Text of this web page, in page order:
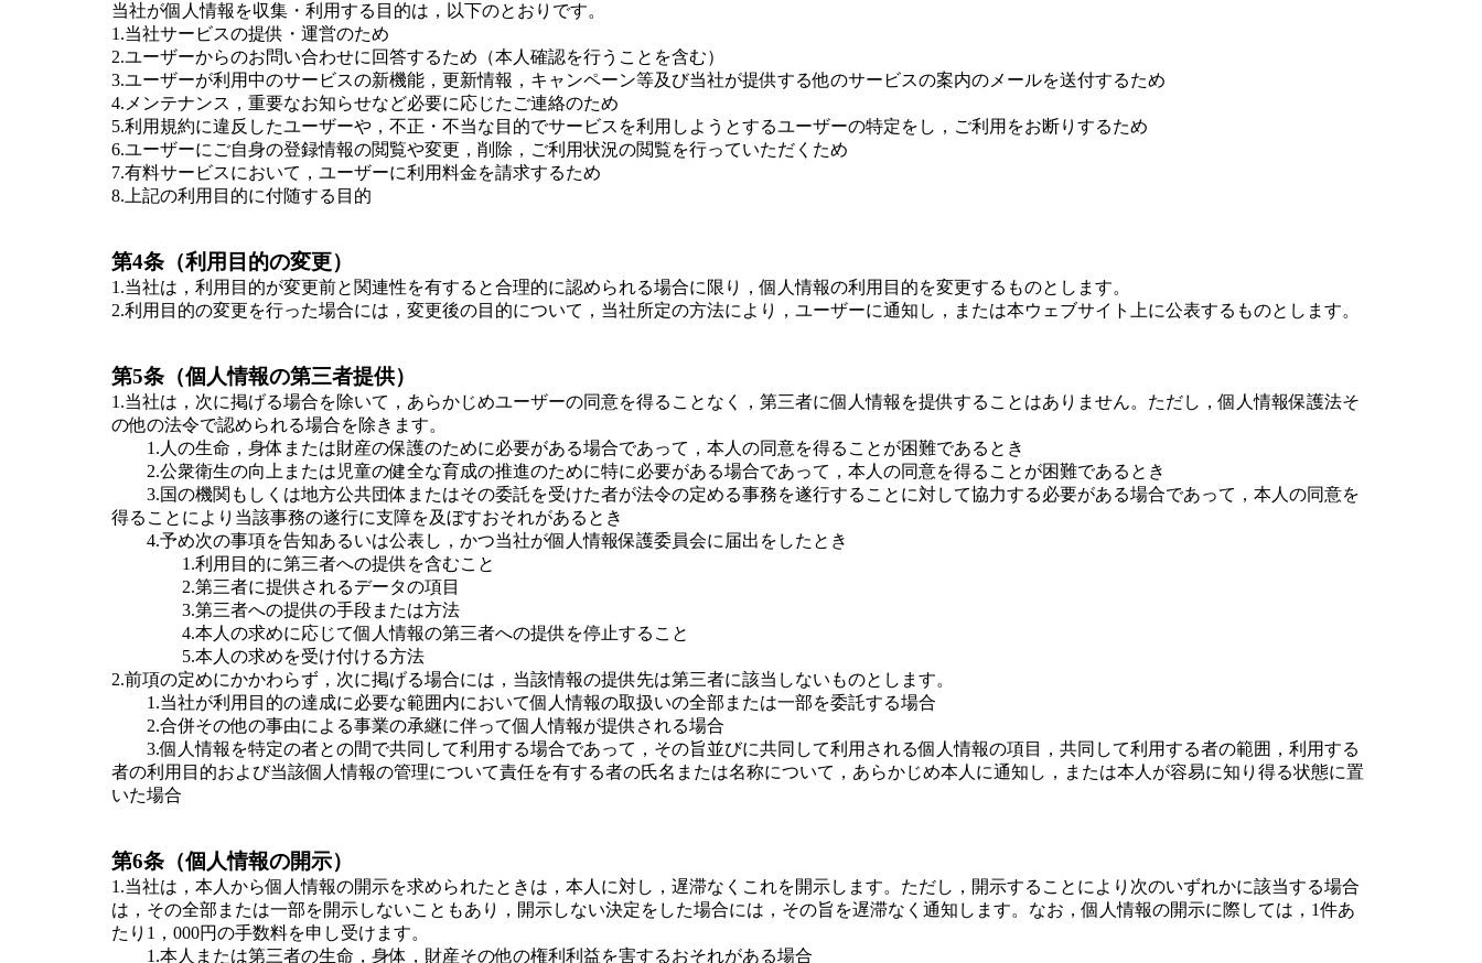
当社が個人情報を収集・利用する目的は，以下のとおりです。
1.当社サービスの提供・運営のため
2.ユーザーからのお問い合わせに回答するため（本人確認を行うことを含む）
3.ユーザーが利用中のサービスの新機能，更新情報，キャンペーン等及び当社が提供する他のサービスの案内のメールを送付するため
4.メンテナンス，重要なお知らせなど必要に応じたご連絡のため
5.利用規約に違反したユーザーや，不正・不当な目的でサービスを利用しようとするユーザーの特定をし，ご利用をお断りするため
6.ユーザーにご自身の登録情報の閲覧や変更，削除，ご利用状況の閲覧を行っていただくため
7.有料サービスにおいて，ユーザーに利用料金を請求するため
8.上記の利用目的に付随する目的
第4条（利用目的の変更）
1.当社は，利用目的が変更前と関連性を有すると合理的に認められる場合に限り，個人情報の利用目的を変更するものとします。
2.利用目的の変更を行った場合には，変更後の目的について，当社所定の方法により，ユーザーに通知し，または本ウェブサイト上に公表するものとします。
第5条（個人情報の第三者提供）
1.当社は，次に掲げる場合を除いて，あらかじめユーザーの同意を得ることなく，第三者に個人情報を提供することはありません。ただし，個人情報保護法そ
の他の法令で認められる場合を除きます。
1.人の生命，身体または財産の保護のために必要がある場合であって，本人の同意を得ることが困難であるとき
2.公衆衛生の向上または児童の健全な育成の推進のために特に必要がある場合であって，本人の同意を得ることが困難であるとき
3.国の機関もしくは地方公共団体またはその委託を受けた者が法令の定める事務を遂行することに対して協力する必要がある場合であって，本人の同意を
得ることにより当該事務の遂行に支障を及ぼすおそれがあるとき
4.予め次の事項を告知あるいは公表し，かつ当社が個人情報保護委員会に届出をしたとき
1.利用目的に第三者への提供を含むこと
2.第三者に提供されるデータの項目
3.第三者への提供の手段または方法
4.本人の求めに応じて個人情報の第三者への提供を停止すること
5.本人の求めを受け付ける方法
2.前項の定めにかかわらず，次に掲げる場合には，当該情報の提供先は第三者に該当しないものとします。
1.当社が利用目的の達成に必要な範囲内において個人情報の取扱いの全部または一部を委託する場合
2.合併その他の事由による事業の承継に伴って個人情報が提供される場合
3.個人情報を特定の者との間で共同して利用する場合であって，その旨並びに共同して利用される個人情報の項目，共同して利用する者の範囲，利用する
者の利用目的および当該個人情報の管理について責任を有する者の氏名または名称について，あらかじめ本人に通知し，または本人が容易に知り得る状態に置
いた場合
第6条（個人情報の開示）
1.当社は，本人から個人情報の開示を求められたときは，本人に対し，遅滞なくこれを開示します。ただし，開示することにより次のいずれかに該当する場合
は，その全部または一部を開示しないこともあり，開示しない決定をした場合には，その旨を遅滞なく通知します。なお，個人情報の開示に際しては，1件あ
たり1，000円の手数料を申し受けます。
1.本人または第三者の生命，身体，財産その他の権利利益を害するおそれがある場合